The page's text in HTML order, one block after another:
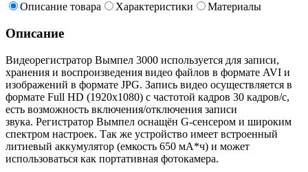
Описание товара
Характеристики Материалы
Описание
Видеорегистратор Вымпел 3000 используется для записи,
хранения и воспроизведения видео файлов в формате AVI и
изображений в формате JPG. Запись видео осуществляется в
формате Full HD (1920х1080) с частотой кадров 30 кадров/с,
есть возможность включения/отключения записи
звука. Регистратор Вымпел оснащён G-сенсером и широким
спектром настроек. Так же устройство имеет встроенный
литиевый аккумулятор (емкость 650 мА*ч) и может
использоваться как портативная фотокамера.